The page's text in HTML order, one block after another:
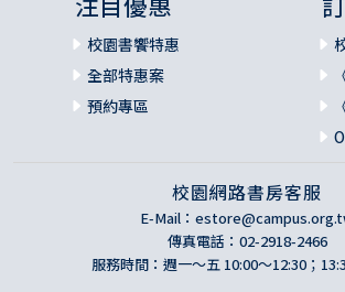
校園書饗特惠
全部特惠案
預約專區
校園網路書房客服
E-Mail：
傳真電話：02-2918-2466
服務時間：週一～五 10:00～12:30；